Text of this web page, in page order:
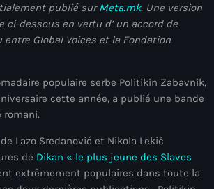
publié surMeta.mk. Une version
ci-dessous en vertu d’ un accord de
entre Global Voices et la Fondation
populaire serbe Politikin Zabavnik,
cette année, a publié une bande
romani.
Lazo Sredanović et Nikola Lekić
de Dikan « le plus jeune des Slaves
extrêmement populaires dans toute la